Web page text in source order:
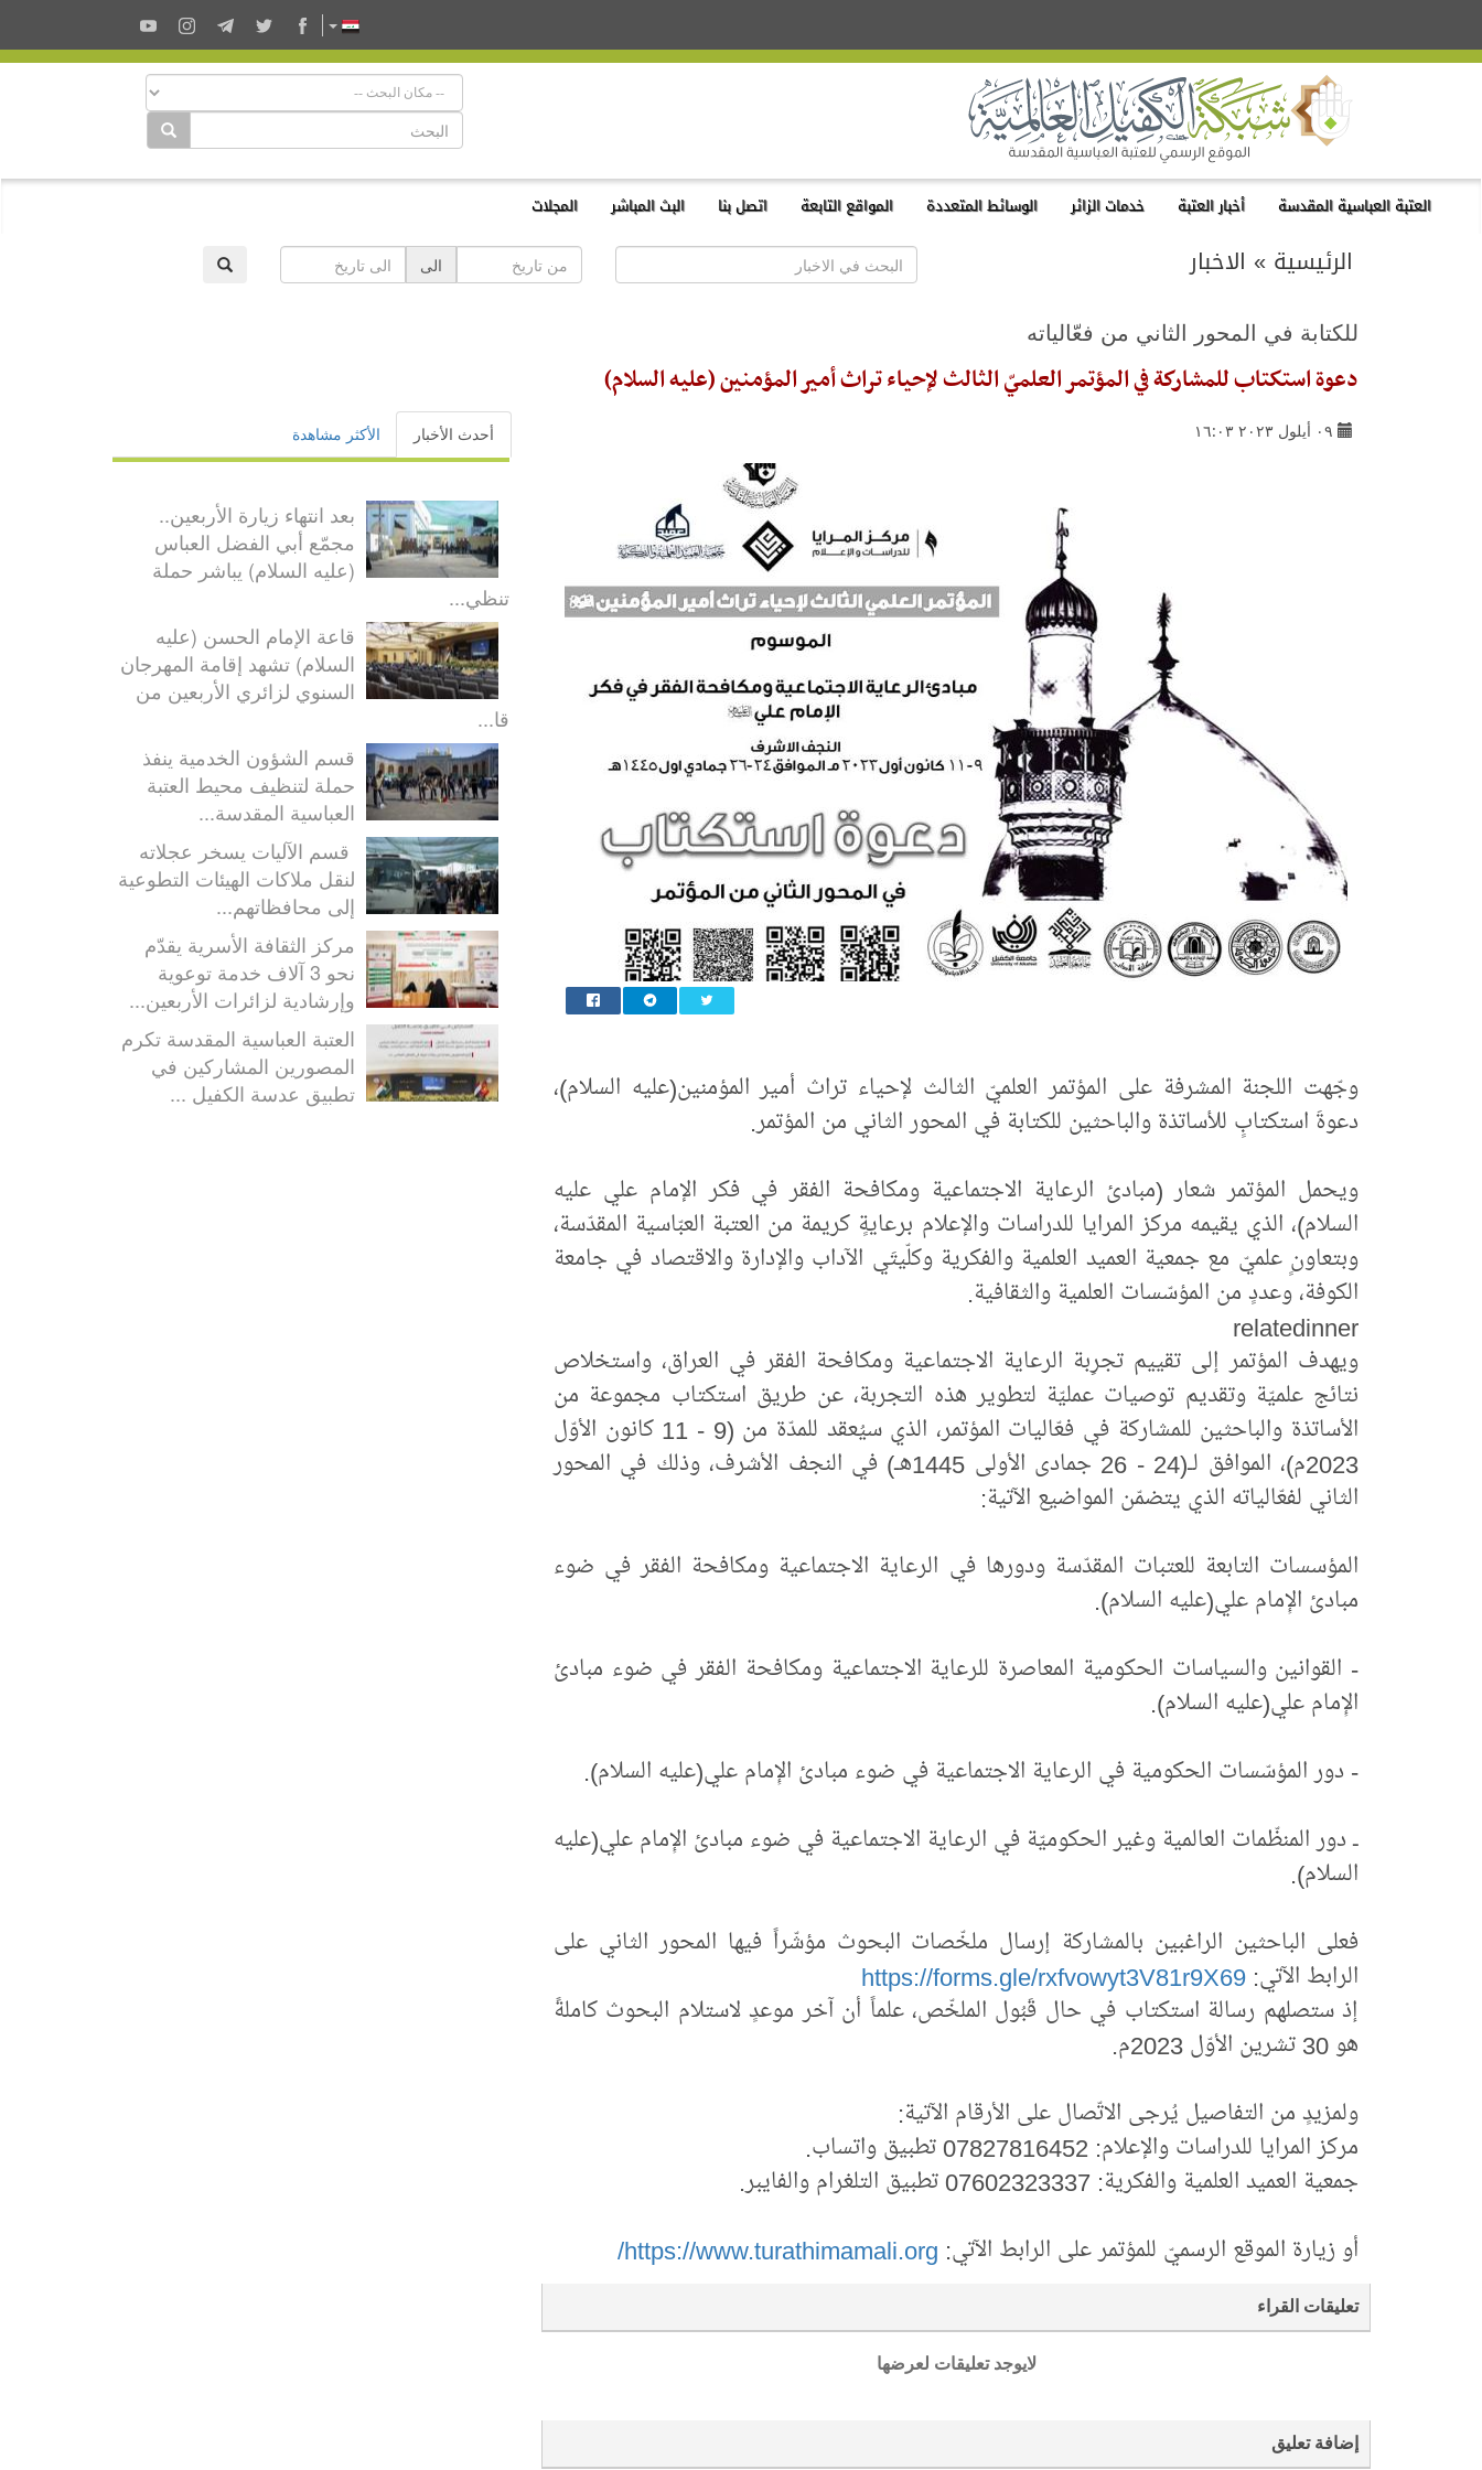
العتبة العباسية المقدسة أخبار العتبة خدمات الزائر الوسائط المتعددة المواقع التابعة اتصل بنا البث المباشر المجلات
الرئيسية » الاخبار الى
للكتابة في المحور الثاني من فعّالياته
دعوة استكتاب للمشاركة في المؤتمر العلميّ الثالث لإحياء تراث أمير المؤمنين (عليه السلام)
٠٩ أيلول ٢٠٢٣ ١٦:٠٣
وجّهت اللجنة المشرفة على المؤتمر العلميّ الثالث لإحياء تراث أمير المؤمنين(عليه السلام)،
دعوةَ استكتابٍ للأساتذة والباحثين للكتابة في المحور الثاني من المؤتمر.
ويحمل المؤتمر شعار (مبادئ الرعاية الاجتماعية ومكافحة الفقر في فكر الإمام علي عليه
السلام)، الذي يقيمه مركز المرايا للدراسات والإعلام برعايةٍ كريمة من العتبة العبّاسية المقدّسة،
وبتعاونٍ علميّ مع جمعية العميد العلمية والفكرية وكلّيتَي الآداب والإدارة والاقتصاد في جامعة
الكوفة، وعددٍ من المؤسّسات العلمية والثقافية.
relatedinner
ويهدف المؤتمر إلى تقييم تجرِبة الرعاية الاجتماعية ومكافحة الفقر في العراق، واستخلاص
نتائج علميّة وتقديم توصيات عمليّة لتطوير هذه التجربة، عن طريق استكتاب مجموعة من
الأساتذة والباحثين للمشاركة في فعّاليات المؤتمر، الذي سيُعقد للمدّة من (9 - 11 كانون الأوّل
2023م)، الموافق لـ(24 - 26 جمادى الأولى 1445هـ) في النجف الأشرف، وذلك في المحور
الثاني لفعّالياته الذي يتضمّن المواضيع الآتية:
المؤسسات التابعة للعتبات المقدّسة ودورها في الرعاية الاجتماعية ومكافحة الفقر في ضوء
مبادئ الإِمام علي(عليه السلام).
- القوانين والسياسات الحكومية المعاصرة للرعاية الاجتماعية ومكافحة الفقر في ضوء مبادئ
الإِمام علي(عليه السلام).
- دور المؤسّسات الحكومية في الرعاية الاجتماعية في ضوء مبادئ الإِمام علي(عليه السلام).
ـ دور المنظّمات العالمية وغير الحكوميّة في الرعاية الاجتماعية في ضوء مبادئ الإِمام علي(عليه
السلام).
فعلى الباحثين الراغبين بالمشاركة إرسال ملخّصات البحوث مؤشّراً فيها المحور الثاني على
الرابط الآتي: https://forms.gle/rxfvowyt3V81r9X69
إذ ستصلهم رسالة استكتاب في حال قَبُول الملخّص، علماً أن آخر موعدٍ لاستلام البحوث كاملةً
هو 30 تشرين الأوّل 2023م.
ولمزيدٍ من التفاصيل يُرجى الاتّصال على الأرقام الآتية:
مركز المرايا للدراسات والإعلام: 07827816452 تطبيق واتساب.
جمعية العميد العلمية والفكرية: 07602323337 تطبيق التلغرام والفايبر.
أو زيارة الموقع الرسميّ للمؤتمر على الرابط الآتي: https://www.turathimamali.org/
تعليقات القراء
لايوجد تعليقات لعرضها
إضافة تعليق
أحدث الأخبار الأكثر مشاهدة
بعد انتهاء زيارة الأربعين..
مجمّع أبي الفضل العباس
(عليه السلام) يباشر حملة
تنظي...
قاعة الإمام الحسن (عليه
السلام) تشهد إقامة المهرجان
السنوي لزائري الأربعين من
قا...
قسم الشؤون الخدمية ينفذ
حملة لتنظيف محيط العتبة
العباسية المقدسة...
قسم الآليات يسخر عجلاته
لنقل ملاكات الهيئات التطوعية
إلى محافظاتهم...
مركز الثقافة الأسرية يقدّم
نحو 3 آلاف خدمة توعوية
وإرشادية لزائرات الأربعين...
العتبة العباسية المقدسة تكرم
المصورين المشاركين في
تطبيق عدسة الكفيل ...